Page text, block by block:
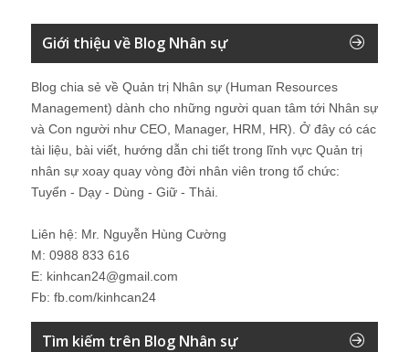
Giới thiệu về Blog Nhân sự
Blog chia sẻ về Quản trị Nhân sự (Human Resources
Management) dành cho những người quan tâm tới Nhân sự
và Con người như CEO, Manager, HRM, HR). Ở đây có các
tài liệu, bài viết, hướng dẫn chi tiết trong lĩnh vực Quản trị
nhân sự xoay quay vòng đời nhân viên trong tổ chức:
Tuyển - Dạy - Dùng - Giữ - Thải.
Liên hệ: Mr. Nguyễn Hùng Cường
M: 0988 833 616
E: kinhcan24@gmail.com
Fb: fb.com/kinhcan24
Tìm kiếm trên Blog Nhân sự